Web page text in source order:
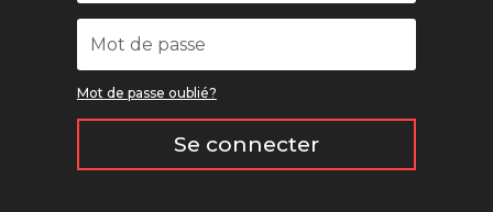
Mot de passe oublié?
Se connecter